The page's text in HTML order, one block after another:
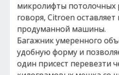
микролифты потолочных
говоря, Citroen
продуманной машины.
Багажник умеренного
удобную форму и
один присест перевезти